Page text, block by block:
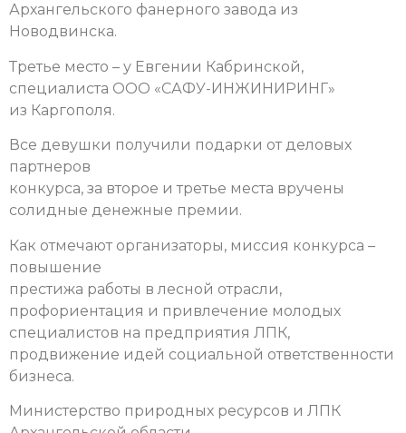
Архангельского фанерного завода из
Новодвинска.
Третье место – у Евгении Кабринской,
специалиста ООО «САФУ-ИНЖИНИРИНГ»
из Каргополя.
Все девушки получили подарки от деловых
партнеров
конкурса, за второе и третье места вручены
солидные денежные премии.
Как отмечают организаторы, миссия конкурса –
повышение
престижа работы в лесной отрасли,
профориентация и привлечение молодых
специалистов на предприятия ЛПК,
продвижение идей социальной ответственности
бизнеса.
Министерство природных ресурсов и ЛПК